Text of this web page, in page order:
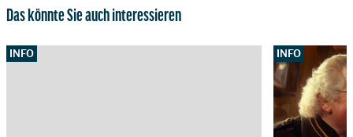
Das könnte Sie auch interessieren
INFO INFO